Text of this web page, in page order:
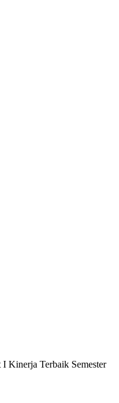
Kinerja Terbaik Semester